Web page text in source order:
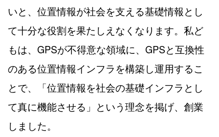
いと、位置情報が社会を支える基礎情報とし
て十分な役割を果たしえなくなります。私ど
もは、GPSが不得意な領域に、GPSと互換性
のある位置情報インフラを構築し運用するこ
とで、「位置情報を社会の基礎インフラとし
て真に機能させる」という理念を掲げ、創業
しました。